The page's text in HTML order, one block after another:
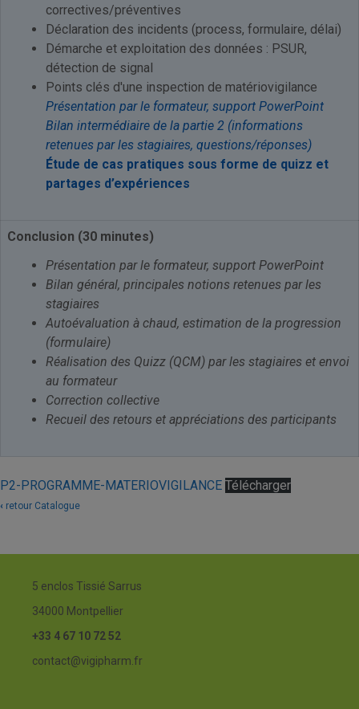
correctives/préventives
Déclaration des incidents (process, formulaire, délai)
Démarche et exploitation des données : PSUR,
détection de signal
Points clés d'une inspection de matériovigilance
Présentation par le formateur, support PowerPoint
Bilan intermédiaire de la partie 2 (informations
retenues par les stagiaires, questions/réponses)
Étude de cas pratiques sous forme de quizz et
partages d’expériences
Conclusion (30 minutes)
Présentation par le formateur, support PowerPoint
Bilan général, principales notions retenues par les
stagiaires
Autoévaluation à chaud, estimation de la progression
(formulaire)
Réalisation des Quizz (QCM) par les stagiaires et envoi
au formateur
Correction collective
Recueil des retours et appréciations des participants
P2-PROGRAMME-MATERIOVIGILANCE Télécharger
‹ retour Catalogue
5 enclos Tissié Sarrus
34000 Montpellier
+33 4 67 10 72 52
contact@vigipharm.fr